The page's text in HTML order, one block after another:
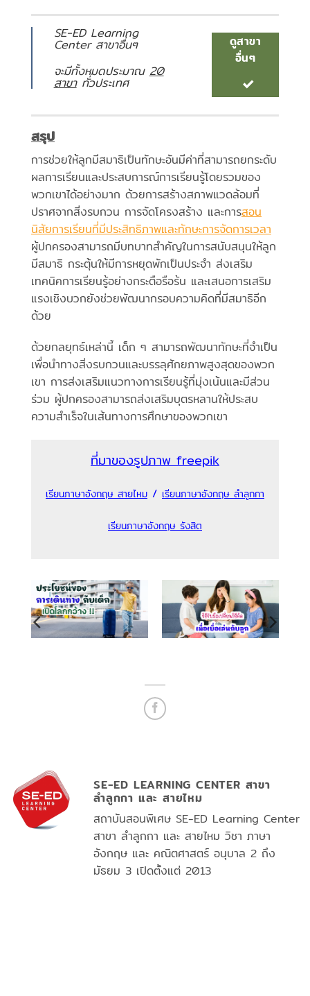
SE-ED Learning
Center สาขาอื่นๆ
จะมีทั้งหมดประมาณ 20
สาขาทั่วประเทศ
ดูสาขา
อื่นๆ
สรุป
การช่วยให้ลูกมีสมาธิเป็นทักษะอันมีค่าที่สามารถยกระดับ
ผลการเรียนและประสบการณ์การเรียนรู้โดยรวมของ
พวกเขาได้อย่างมาก ด้วยการสร้างสภาพแวดล้อมที่
ปราศจากสิ่งรบกวน การจัดโครงสร้าง และการสอน
นิสัยการเรียนที่มีประสิทธิภาพและทักษะการจัดการเวลา
ผู้ปกครองสามารถมีบทบาทสำคัญในการสนับสนุนให้ลูก
มีสมาธิ กระตุ้นให้มีการหยุดพักเป็นประจำ ส่งเสริม
เทคนิคการเรียนรู้อย่างกระตือรือร้น และเสนอการเสริม
แรงเชิงบวกยังช่วยพัฒนากรอบความคิดที่มีสมาธิอีก
ด้วย
ด้วยกลยุทธ์เหล่านี้ เด็ก ๆ สามารถพัฒนาทักษะที่จำเป็น
เพื่อนำทางสิ่งรบกวนและบรรลุศักยภาพสูงสุดของพวก
เขา การส่งเสริมแนวทางการเรียนรู้ที่มุ่งเน้นและมีส่วน
ร่วม ผู้ปกครองสามารถส่งเสริมบุตรหลานให้ประสบ
ความสำเร็จในเส้นทางการศึกษาของพวกเขา
ที่มาของรูปภาพ freepik
เรียนภาษาอังกฤษ สายไหม / เรียนภาษาอังกฤษ ลำลูกกา
เรียนภาษาอังกฤษ รังสิต
SE-ED LEARNING CENTER สาขา
ลำลูกกา และ สายไหม
สถาบันสอนพิเศษ SE-ED Learning Center
สาขา ลำลูกกา และ สายไหม วิชา ภาษา
อังกฤษ และ คณิตศาสตร์ อนุบาล 2 ถึง
มัธยม 3 เปิดตั้งแต่ 2013